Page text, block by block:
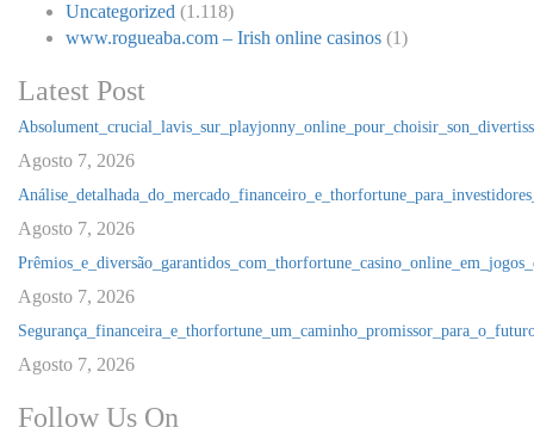
Uncategorized (1.118)
www.rogueaba.com – Irish online casinos (1)
Latest Post
Agosto 7, 2026
Agosto 7, 2026
Agosto 7, 2026
Agosto 7, 2026
Follow Us On